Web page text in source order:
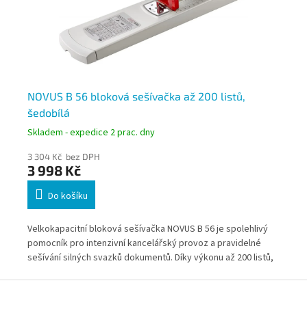
NOVUS B 56 bloková sešívačka až 200 listů,
šedobílá
Skladem - expedice 2 prac. dny
3 304 Kč bez DPH
3 998 Kč
Do košíku
Velkokapacitní bloková sešívačka NOVUS B 56 je spolehlivý
pomocník pro intenzivní kancelářský provoz a pravidelné
sešívání silných svazků dokumentů. Díky výkonu až 200 listů,